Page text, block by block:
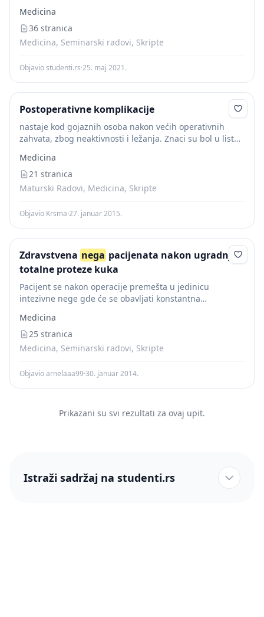
zbrinjavanja u operacionoj sali prevozi u odeljenje
intezivne nege i...
Medicina
36 stranica
Medicina, Seminarski radovi, Skripte
Objavio studenti.rs·25. maj 2021.
Postoperativne komplikacije
nastaje kod gojaznih osoba nakon većih operativnih
zahvata, zbog neaktivnosti i ležanja. Znaci su bol u listu,
rano ustajanje iz postelje,...
Medicina
21 stranica
Maturski Radovi, Medicina, Skripte
Objavio Krsma·27. januar 2015.
Zdravstvena nega pacijenata nakon ugradnje
totalne proteze kuka
Pacijent se nakon operacije premešta u jedinicu
intezivne nege gde će se obavljati konstantna
stanja.Pacijenta premešta anestetičar iz operacione sale
i predaje ga dežurnoj sestri...
Medicina
25 stranica
Medicina, Seminarski radovi, Skripte
Objavio arnelaaa99·30. januar 2014.
Prikazani su svi rezultati za ovaj upit.
Istraži sadržaj na studenti.rs